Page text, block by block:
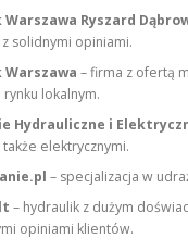
Ryszard
solidnymi opiniami.
– firma z ofertą
lokalnym.
Hydrauliczne i
także elektrycznymi.
– specjalizacja w
– hydraulik z dużym
opiniami klientów.